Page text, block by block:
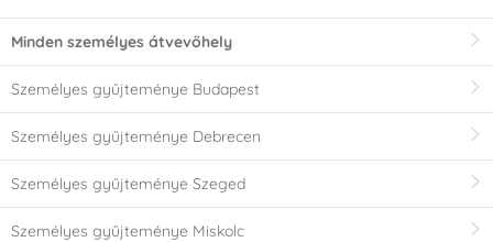
Minden személyes átvevőhely
Személyes gyűjteménye Budapest
Személyes gyűjteménye Debrecen
Személyes gyűjteménye Szeged
Személyes gyűjteménye Miskolc